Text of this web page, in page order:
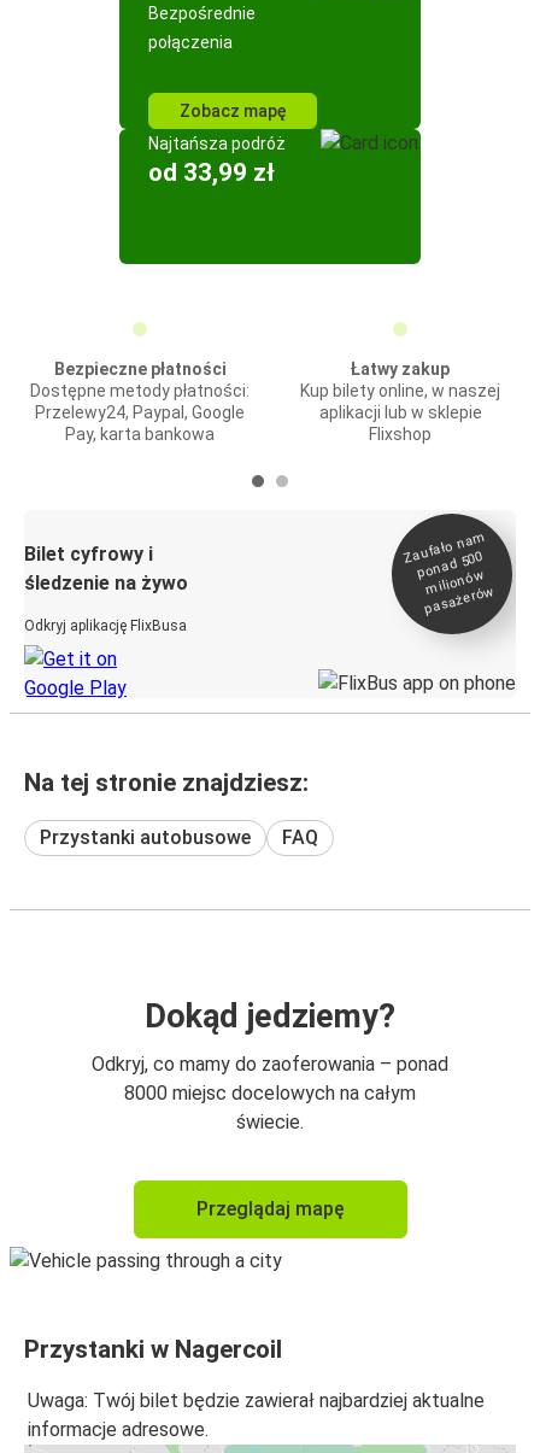
Bezpośrednie
połączenia
Zobacz mapę
Najtańsza podróż
od 33,99 zł
Bezpieczne płatności
Dostępne metody płatności:
Przelewy24, Paypal, Google
Pay, karta bankowa
Łatwy zakup
Kup bilety online, w naszej
aplikacji lub w sklepie
Flixshop
Bilet cyfrowy i
śledzenie na żywo
Odkryj aplikację FlixBusa
Zaufało na
m
ponad 500
milionó
w
pasażeró
w
Na tej stronie znajdziesz:
Przystanki autobusowe FAQ
Dokąd jedziemy?
Odkryj, co mamy do zaoferowania – ponad
8000 miejsc docelowych na całym
świecie.
Przeglądaj mapę
Przystanki w Nagercoil
Uwaga: Twój bilet będzie zawierał najbardziej aktualne
informacje adresowe.